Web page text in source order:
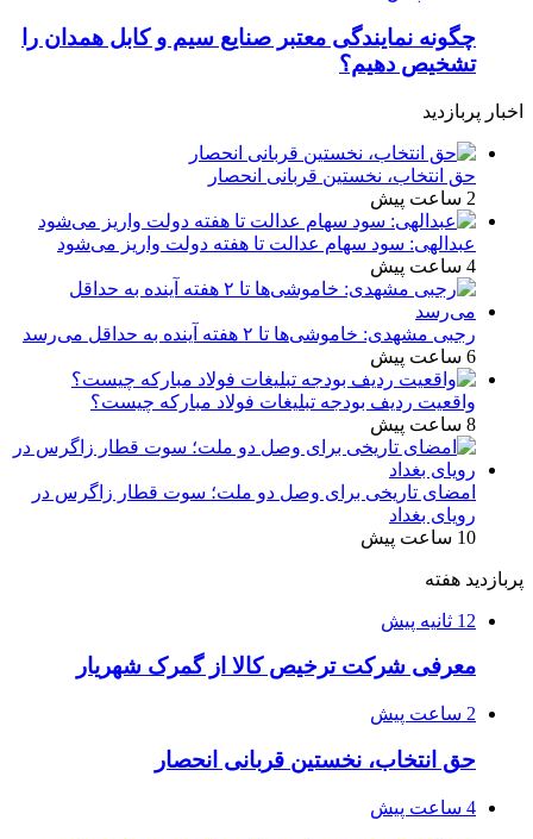
چگونه نمایندگی معتبر صنایع سیم و کابل همدان را
تشخیص دهیم؟
اخبار پربازدید
حق انتخاب، نخستین قربانی انحصار
2 ساعت پیش
عبدالهی: سود سهام عدالت تا هفته دولت واریز می‌شود
4 ساعت پیش
رجبی مشهدی: خاموشی‌ها تا ۲ هفته آینده به حداقل می‌رسد
6 ساعت پیش
واقعیت ردیف بودجه تبلیغات فولاد مبارکه چیست؟
8 ساعت پیش
امضای تاریخی برای وصل دو ملت؛ سوت قطار زاگرس در
رویای بغداد
10 ساعت پیش
پربازدید هفته
12 ثانیه پیش
معرفی شرکت ترخیص کالا از گمرک شهریار
2 ساعت پیش
حق انتخاب، نخستین قربانی انحصار
4 ساعت پیش